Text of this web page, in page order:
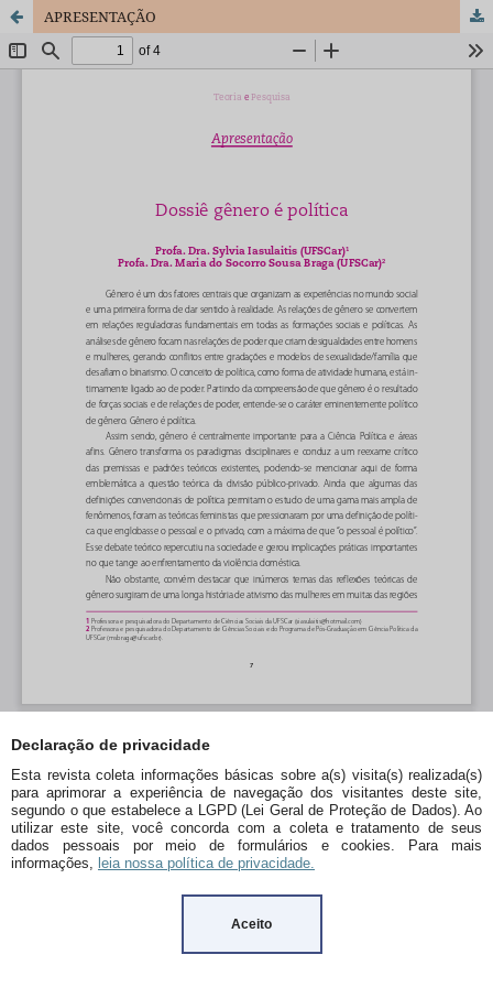
Declaração de privacidade
Esta revista coleta informações básicas sobre a(s) visita(s) realizada(s)
para aprimorar a experiência de navegação dos visitantes deste site,
segundo o que estabelece a LGPD (Lei Geral de Proteção de Dados). Ao
utilizar este site, você concorda com a coleta e tratamento de seus
dados pessoais por meio de formulários e cookies. Para mais
informações, leia nossa política de privacidade.
Aceito
APRESENTAÇÃO